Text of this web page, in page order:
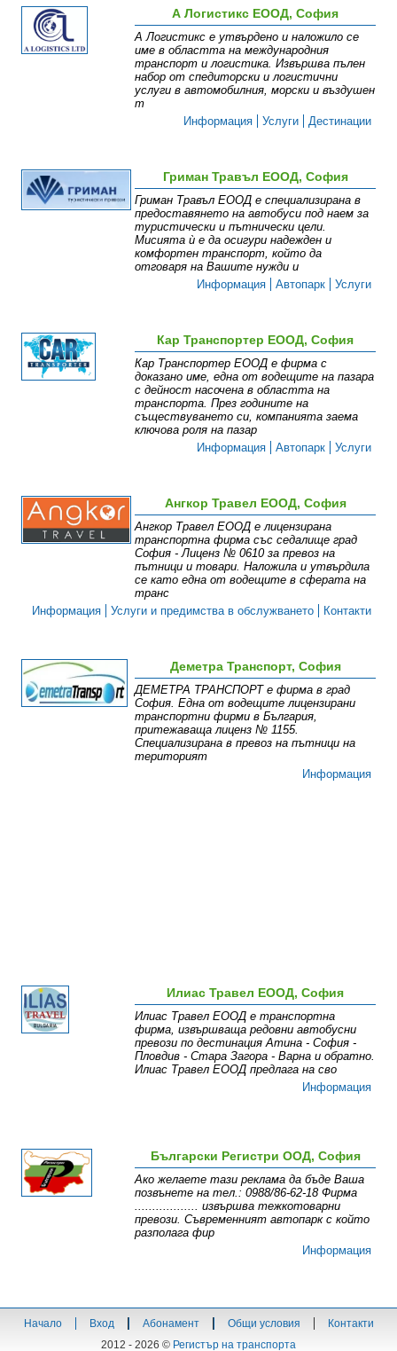
А Логистикс ЕООД, София
А Логистикс е утвърдено и наложило се
име в областта на международния
транспорт и логистика. Извършва пълен
набор от спедиторски и логистични
услуги в автомобилния, морски и въздушен
т
Информация
Услуги Дестинации
Гриман Травъл ЕООД, София
Гриман Травъл ЕООД е специализирана в
предоставянето на автобуси под наем за
туристически и пътнически цели.
Мисията ѝ е да осигури надежден и
комфортен транспорт, който да
отговаря на Вашите нужди и
Информация
Автопарк Услуги
Кар Транспортер ЕООД, София
Кар Транспортер ЕООД е фирма с
доказано име, една от водещите на пазара
с дейност насочена в областта на
транспорта. През годините на
съществуването си, компанията заема
ключова роля на пазар
Информация
Автопарк Услуги
Ангкор Травел ЕООД, София
Ангкор Травел ЕООД е лицензирана
транспортна фирма със седалище град
София - Лиценз № 0610 за превоз на
пътници и товари. Наложила и утвърдила
се като една от водещите в сферата на
транс
Информация
Услуги и предимства в обслужването Контакти
Деметра Транспорт, София
ДЕМЕТРА ТРАНСПОРТ е фирма в град
София. Една от водещите лицензирани
транспортни фирми в България,
притежаваща лиценз № 1155.
Специализирана в превоз на пътници на
територият
Информация
Илиас Травел ЕООД, София
Илиас Травел ЕООД е транспортна
фирма, извършваща редовни автобусни
превози по дестинация Атина - София -
Пловдив - Стара Загора - Варна и обратно.
Илиас Травел ЕООД предлага на сво
Информация
Български Регистри ООД, София
Ако желаете тази реклама да бъде Ваша
позвънете на тел.: 0988/86-62-18 Фирма
.................. извършва тежкотоварни
превози. Съвременният автопарк с който
разполага фир
Информация
Начало Вход Абонамент Общи условия
Контакти
2012 - 2026 © Регистър на транспорта